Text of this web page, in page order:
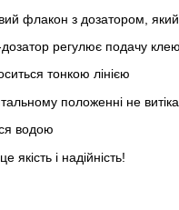
флакон з дозатором, який
дозатор регулює подачу
тонкою лінією
положенні не
водою
якість і надійність!